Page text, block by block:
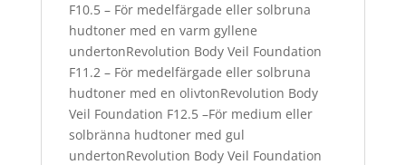
F10.5 – För medelfärgade eller solbruna
hudtoner med en varm gyllene
undertonRevolution Body Veil Foundation
F11.2 – För medelfärgade eller solbruna
hudtoner med en olivtonRevolution Body
Veil Foundation F12.5 –För medium eller
solbränna hudtoner med gul
undertonRevolution Body Veil Foundation